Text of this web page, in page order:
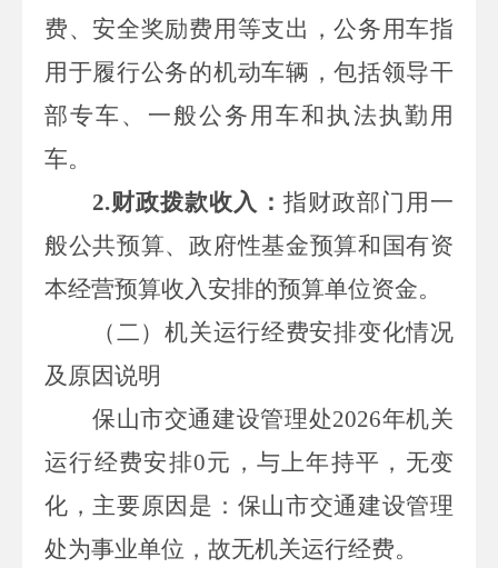
费、安全奖励费用等支出，公务用车指
用于履行公务的机动车辆，包括领导干
部专车、一般公务用车和执法执勤用
车。
2.财政拨款收入： 指财政部门用一
般公共预算、政府性基金预算和国有资
本经营预算收入安排的预算单位资金。
（二）机关运行经费安排变化情况
及原因说明
保山市交通建设管理处2026年机关
运行经费安排0元，与上年持平，无变
化， 主要原因是：保山市交通建设管理
处为事业单位，故无机关运行经费。